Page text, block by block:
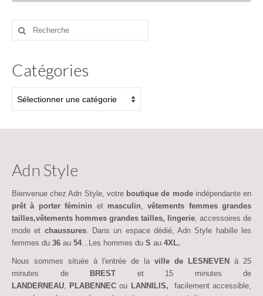
– 50 €
CARTES CADEAUX
CHAUSSETTES
LINGERIE DE NUIT & HOMEWEAR
ACCESSOIRES
BIJOUX
SAC A MAIN
WOOMEN VEGAN
Rechercher
:
Catégories
Adn Style
Bienvenue chez Adn Style, votre boutique de modeindépendante en
prêt à porter féminin et masculin,vêtements femmes grandes
tailles,vêtements hommes grandes tailles,
lingerie, accessoires de
mode et chaussures. Dans un espace dédié, Adn Style habille les
femmes du 36 au 54...Les hommes du S au 4XL.
Nous sommes située à l'entrée de laville de LESNEVEN
à 25
minutes de
BREST et 15 minutes de
LANDERNEAU, PLABENNECou LANNILIS, facilement accessible,